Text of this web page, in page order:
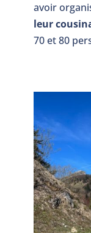
avoir
leur
70 et 80